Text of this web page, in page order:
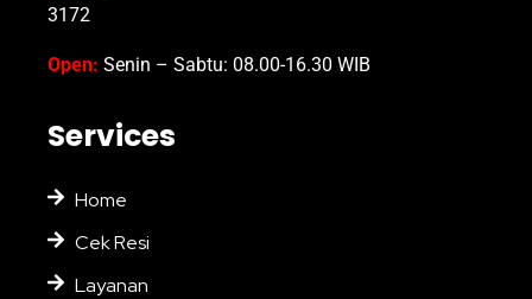
3172
Open: Senin – Sabtu: 08.00-16.30 WIB
Services
Home
Cek Resi
Layanan